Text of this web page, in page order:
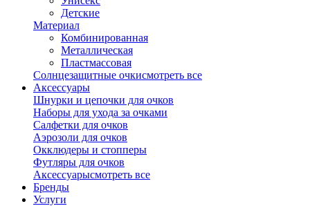
Детские
Материал
Комбинированная
Металлическая
Пластмассовая
Солнцезащитные очкисмотреть все
Аксессуары
Шнурки и цепочки для очков
Наборы для ухода за очками
Салфетки для очков
Аэрозоли для очков
Окклюдеры и стопперы
Футляры для очков
Аксессуарысмотреть все
Бренды
Услуги